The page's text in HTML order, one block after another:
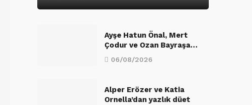
Ayşe Hatun Önal, Mert
Çodur ve Ozan Bayraşa…
06/08/2026
Alper Erözer ve Katia
Ornella’dan yazlık düet